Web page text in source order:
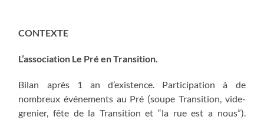
CONTEXTE
L’association Le Pré en Transition.
Bilan après 1 an d’existence. Participation à de
nombreux événements au Pré (soupe Transition, vide-
grenier, fête de la Transition et “la rue est a nous”)